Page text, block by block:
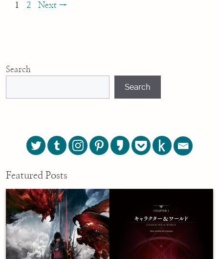
Post
Page
1 Page
2 Next →
Search
Search
Featured Posts